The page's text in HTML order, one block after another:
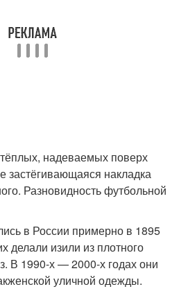
надеваемых поверх
застёгивающаяся накладка
Разновидность футбольной
в России примерно в 1895
делали изили из плотного
В 1990-х — 2000-х годах они
уличной одежды.